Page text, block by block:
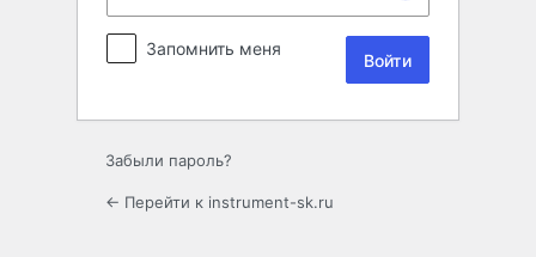
Запомнить меня
Забыли пароль?
← Перейти к instrument-sk.ru